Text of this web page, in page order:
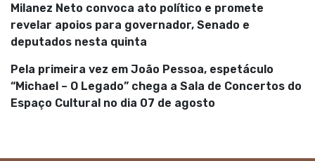
Milanez Neto convoca ato político e promete
revelar apoios para governador, Senado e
deputados nesta quinta
Pela primeira vez em João Pessoa, espetáculo
“Michael – O Legado” chega a Sala de Concertos do
Espaço Cultural no dia 07 de agosto